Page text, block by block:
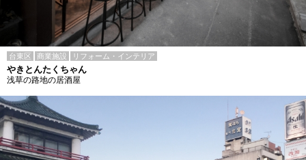
台東区 商業施設 リフォーム・インテリア
やきとんたくちゃん
浅草の路地の居酒屋